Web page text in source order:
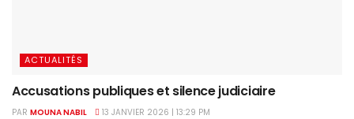
ACTUALITÉS
Accusations publiques et silence judiciaire
PAR MOUNA NABIL 13 JANVIER 2026 | 13:29 PM